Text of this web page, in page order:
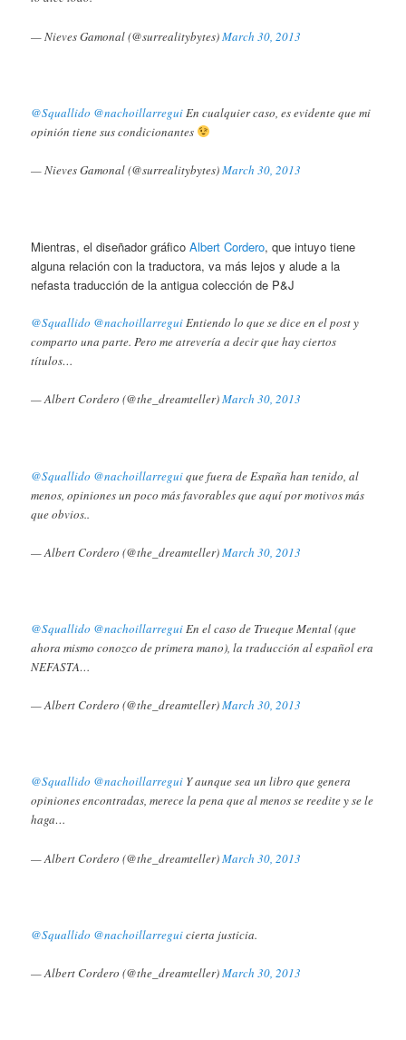
— Nieves Gamonal (@surrealitybytes)March 30, 2013
@Squallido @nachoillarreguiEn cualquier caso, es evidente que mi
opinión tiene sus condicionantes
— Nieves Gamonal (@surrealitybytes)March 30, 2013
Mientras, el diseñador gráficoAlbert Cordero, que intuyo tiene
alguna relación con la traductora, va más lejos y alude a la
nefasta traducción de la antigua colección de P&J
@Squallido @nachoillarreguiEntiendo lo que se dice en el post y
comparto una parte. Pero me atrevería a decir que hay ciertos
títulos…
— Albert Cordero (@the_dreamteller)March 30, 2013
@Squallido @nachoillarreguique fuera de España han tenido, al
menos, opiniones un poco más favorables que aquí por motivos más
que obvios..
— Albert Cordero (@the_dreamteller)March 30, 2013
@Squallido @nachoillarreguiEn el caso de Trueque Mental (que
ahora mismo conozco de primera mano), la traducción al español era
NEFASTA…
— Albert Cordero (@the_dreamteller)March 30, 2013
@Squallido @nachoillarregui Y aunque sea un libro que genera
opiniones encontradas, merece la pena que al menos se reedite y se le
haga…
— Albert Cordero (@the_dreamteller)March 30, 2013
@Squallido @nachoillarreguicierta justicia.
— Albert Cordero (@the_dreamteller)March 30, 2013